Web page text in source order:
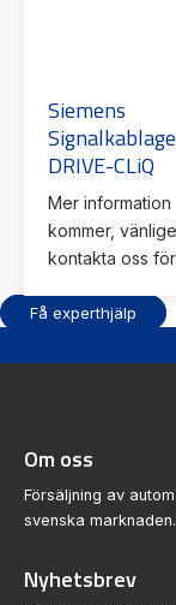
Siemens
Signalkablage
DRIVE-CLiQ
Mer information
kommer,
kontakta oss för
Få experthjälp
Om oss
Försäljning av
svenska marknaden.
Nyhetsbrev